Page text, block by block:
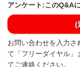
アンケート:このQ&A
(
お問い合わせを入力さ
て「フリーダイヤル」
てご連絡ください。